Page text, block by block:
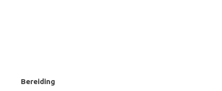
Bereiding